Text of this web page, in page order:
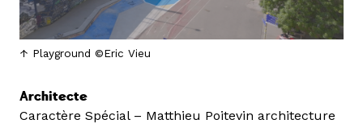
Playground ©Eric Vieu
Architecte
Caractère Spécial – Matthieu Poitevin architecture